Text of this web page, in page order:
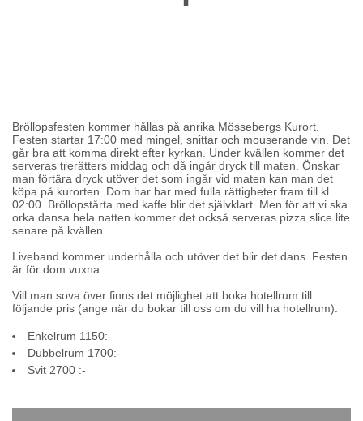
Bröllopsfesten kommer hållas på anrika Mössebergs Kurort.
Festen startar 17:00 med mingel, snittar och mouserande vin. Det
går bra att komma direkt efter kyrkan. Under kvällen kommer det
serveras trerätters middag och då ingår dryck till maten. Önskar
man förtära dryck utöver det som ingår vid maten kan man det
köpa på kurorten. Dom har bar med fulla rättigheter fram till kl.
02:00. Bröllopstårta med kaffe blir det självklart. Men för att vi ska
orka dansa hela natten kommer det också serveras pizza slice lite
senare på kvällen.
Liveband kommer underhålla och utöver det blir det dans. Festen
är för dom vuxna.
Vill man sova över finns det möjlighet att boka hotellrum till
följande pris (ange när du bokar till oss om du vill ha hotellrum).
Enkelrum 1150:-
Dubbelrum 1700:-
Svit 2700 :-